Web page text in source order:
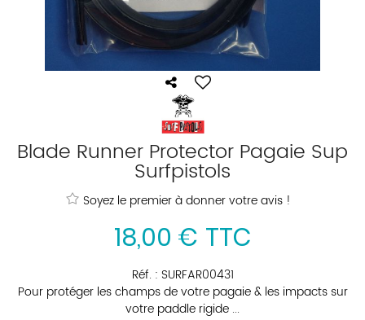
Blade Runner Protector Pagaie Sup
Surfpistols
Soyez le premier à donner votre avis !
18,00 € TTC
Réf. : SURFAR00431
Pour protéger les champs de votre pagaie & les impacts sur
votre paddle rigide ...